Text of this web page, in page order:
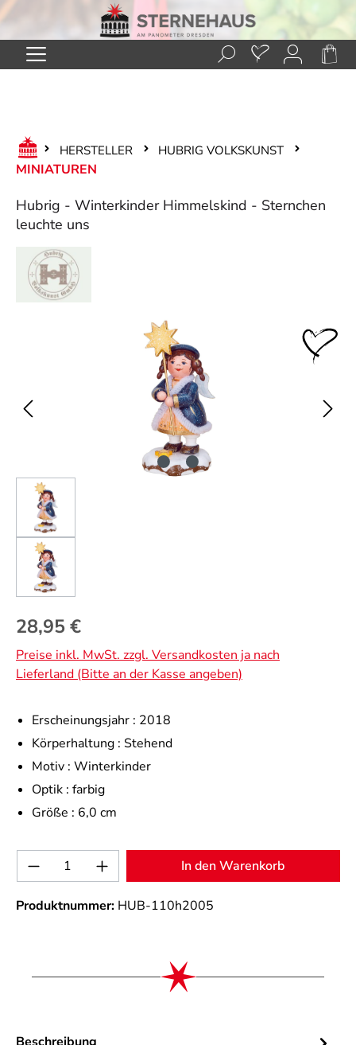
Zum Hauptinhalt springen
HERSTELLER HUBRIG VOLKSKUNST
MINIATUREN
Hubrig - Winterkinder Himmelskind - Sternchen
leuchte uns
Bildergalerie überspringen
Regulärer Preis:
28,95 €
Preise inkl. MwSt. zzgl. Versandkosten ja nach
Lieferland (Bitte an der Kasse angeben)
Erscheinungsjahr : 2018
Körperhaltung : Stehend
Motiv : Winterkinder
Optik : farbig
Größe : 6,0 cm
Produkt Anzahl: Gib den gewünschten
In den Warenkorb
Produktnummer: HUB-110h2005